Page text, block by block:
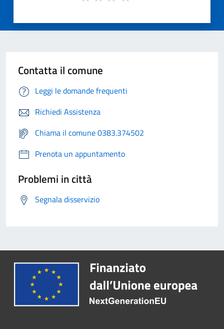
Contatta il comune
Leggi le domande frequenti
Richiedi Assistenza
Chiama il comune 0383.374502
Prenota un appuntamento
Problemi in città
Segnala disservizio